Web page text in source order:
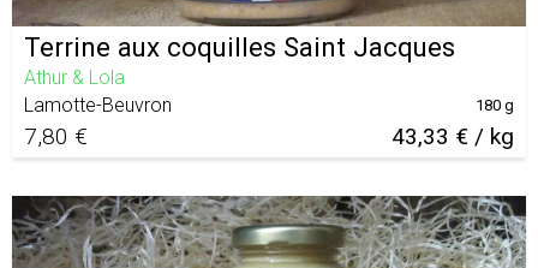
Terrine aux coquilles Saint Jacques
Athur & Lola
Lamotte-Beuvron
7,80 € 43,33 € / kg
180 g